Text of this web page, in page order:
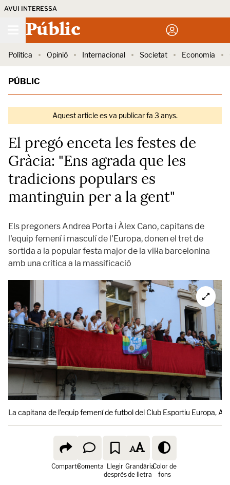
AVUI INTERESSA
Públic
Política Opinió Internacional Societat Economia
PÚBLIC
Aquest article es va publicar fa 3 anys.
El pregó enceta les festes de
Gràcia: "Ens agrada que les
tradicions populars es
mantinguin per a la gent"
Els pregoners Andrea Porta i Àlex Cano, capitans de
l'equip femení i masculí de l'Europa, donen el tret de
sortida a la popular festa major de la vil·la barcelonina
amb una critica a la massificació
La capitana de l’equip femení de futbol del Club Esportiu Europa,
ComparteComenta Llegir
després
Grandària
de lletra
Color de
fons